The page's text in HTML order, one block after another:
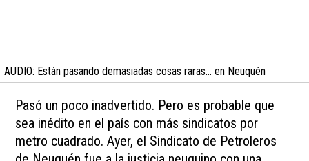
AUDIO: Están pasando demasiadas cosas raras… en Neuquén
Pasó un poco inadvertido. Pero es probable que
sea inédito en el país con más sindicatos por
metro cuadrado. Ayer, el Sindicato de Petroleros